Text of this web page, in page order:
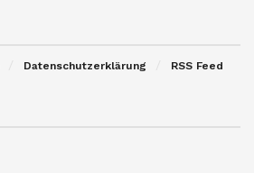
Datenschutzerklärung RSS Feed